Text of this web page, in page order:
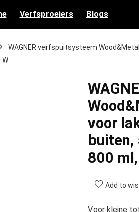
Verfsproeiers Blogs
WAGNER verfspuitsysteem
W
voor
800
Add to
Voor kleine